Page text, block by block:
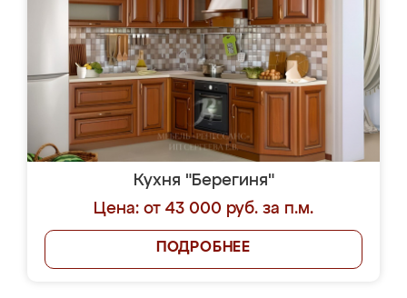
Кухня "Берегиня"
Цена: от 43 000 руб. за п.м.
ПОДРОБНЕЕ